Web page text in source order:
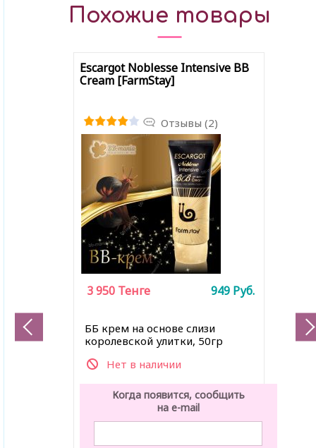
Похожие товары
Escargot Noblesse Intensive BB
Cream [FarmStay]
Отзывы (2)
ББ крем на основе слизи
королевской улитки, 50гр
Нет в наличии
3 950 Тенге 949 Руб.
Когда появится, сообщить
на e-mail